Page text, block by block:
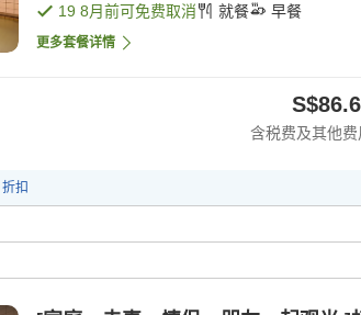
19 8月前可免费取消 就餐 早餐
更多套餐详情
含税费及其他费
折扣